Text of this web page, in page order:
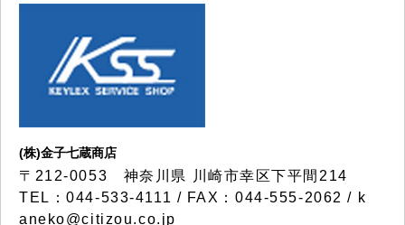
(株)金子七蔵商店
〒212-0053 神奈川県 川崎市幸区下平間214
TEL：044-533-4111 / FAX：044-555-2062 / k
aneko@citizou.co.jp